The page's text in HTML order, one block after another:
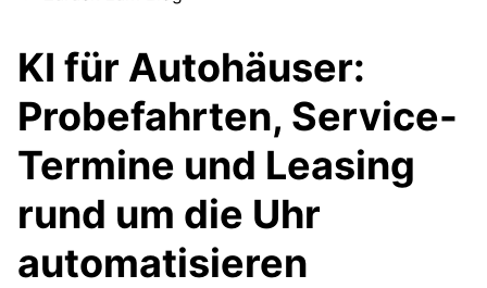
KI für Autohäuser:
Probefahrten, Service-
Termine und Leasing
rund um die Uhr
automatisieren